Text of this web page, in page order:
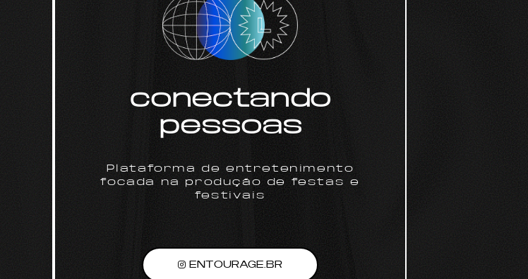
conectando
pessoas
Plataforma de entretenimento
focada na produção de festas e
festivais
ENTOURAGE.BR